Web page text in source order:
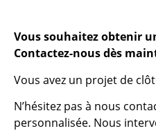
Vous souhaitez obtenir
Contactez-nous dès
Vous avez un projet de
N’hésitez pas à nous
personnalisée. Nous